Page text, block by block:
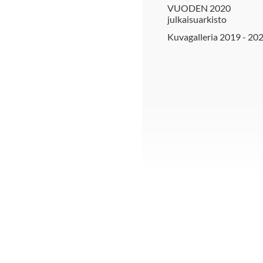
VUODEN 2020
julkaisuarkisto
Kuvagalleria 2019 -